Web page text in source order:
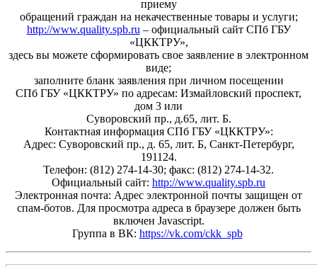
приему
обращений граждан на некачественные товары и услуги;
http://www.quality.spb.ru – официальный сайт СПб ГБУ
«ЦККТРУ»,
здесь вы можете сформировать свое заявление в электронном
виде;
заполните бланк заявления при личном посещении
СПб ГБУ «ЦККТРУ» по адресам: Измайловский проспект,
дом 3 или
Суворовский пр., д.65, лит. Б.
Контактная информация СПб ГБУ «ЦККТРУ»:
Адрес: Суворовский пр., д. 65, лит. Б, Санкт-Петербург,
191124.
Телефон: (812) 274-14-30; факс: (812) 274-14-32.
Официальный сайт: http://www.quality.spb.ru
Электронная почта: Адрес электронной почты защищен от
спам-ботов. Для просмотра адреса в браузере должен быть
включен Javascript.
Группа в ВК: https://vk.com/ckk_spb